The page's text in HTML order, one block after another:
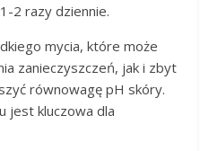
2 razy dziennie.
mycia, które może
zanieczyszczeń, jak i zbyt
równowagę pH skóry.
jest kluczowa dla